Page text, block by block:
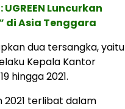
Luncurkan
di Asia Tenggara
dua tersangka, yaitu
Kepala Kantor
hingga 2021.
2021 terlibat dalam